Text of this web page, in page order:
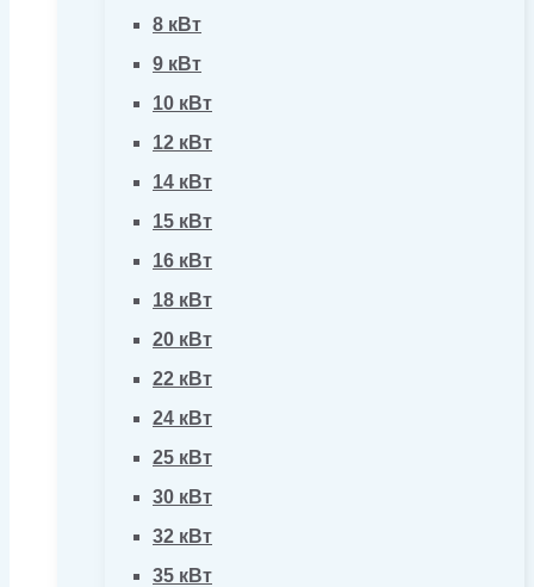
8 кВт
9 кВт
10 кВт
12 кВт
14 кВт
15 кВт
16 кВт
18 кВт
20 кВт
22 кВт
24 кВт
25 кВт
30 кВт
32 кВт
35 кВт